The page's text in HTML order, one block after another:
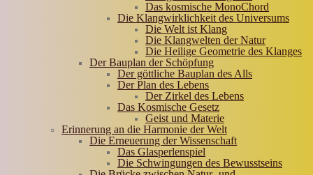
Das kosmische MonoChord
Die Klangwirklichkeit des Universums
Die Welt ist Klang
Die Klangwelten der Natur
Die Heilige Geometrie des Klanges
Der Bauplan der Schöpfung
Der göttliche Bauplan des Alls
Der Plan des Lebens
Der Zirkel des Lebens
Das Kosmische Gesetz
Geist und Materie
Erinnerung an die Harmonie der Welt
Die Erneuerung der Wissenschaft
Das Glasperlenspiel
Die Schwingungen des Bewusstseins